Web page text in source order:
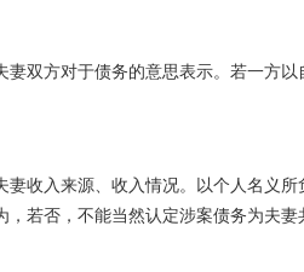
妻双方对于债务的意思表示。若一方
妻收入来源、收入情况。以个人名义
，若否，不能当然认定涉案债务为夫妻